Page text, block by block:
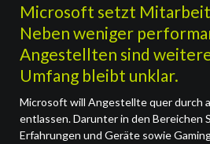
Microsoft setzt
Neben weniger
Angestellten sind
Umfang bleibt unklar.
Microsoft will Angestellte quer durch
entlassen. Darunter in den Bereichen
Erfahrungen und Geräte sowie